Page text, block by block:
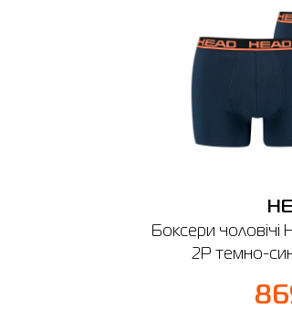
Боксери чоловічі
2P темно-